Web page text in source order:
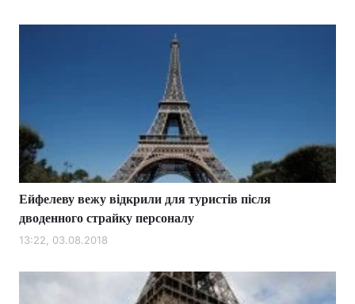
Ейфелеву вежу відкрили для туристів після
дводенного страйку персоналу
13:22, 03.08.2018